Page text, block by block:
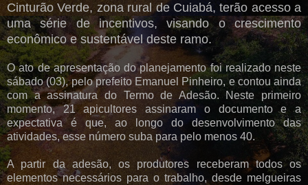
Cinturão Verde, zona rural de Cuiabá, terão acesso a
uma série de incentivos, visando o crescimento
econômico e sustentável deste ramo.
O ato de apresentação do planejamento foi realizado neste
sábado (03), pelo prefeito Emanuel Pinheiro, e contou ainda
com a assinatura do Termo de Adesão. Neste primeiro
momento, 21 apicultores assinaram o documento e a
expectativa é que, ao longo do desenvolvimento das
atividades, esse número suba para pelo menos 40.
A partir da adesão, os produtores receberam todos os
elementos necessários para o trabalho, desde melgueiras